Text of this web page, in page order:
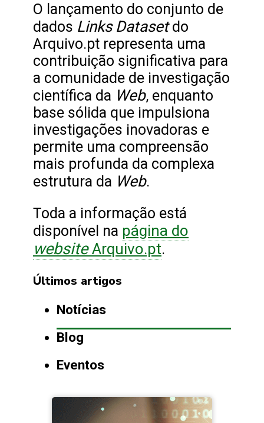
O lançamento do conjunto de
dados Links Datasetdo
Arquivo.pt representa uma
contribuição significativa para
a comunidade de investigação
científica da Web, enquanto
base sólida que impulsiona
investigações inovadoras e
permite uma compreensão
mais profunda da complexa
estrutura da Web.
Toda a informação está
disponível na página do
websiteArquivo.pt.
Últimos artigos
Notícias
Blog
Eventos